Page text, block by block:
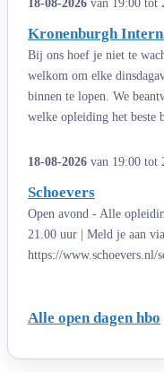
Kronenburgh
Bij ons hoef je niet te
welkom om elke
binnen te lopen. We
welke opleiding het beste
18-08-2026 van 19:00 tot
Schoevers
Open avond - Alle
21.00 uur | Meld je aan
https://www.schoevers.nl/
Alle open dagen hbo